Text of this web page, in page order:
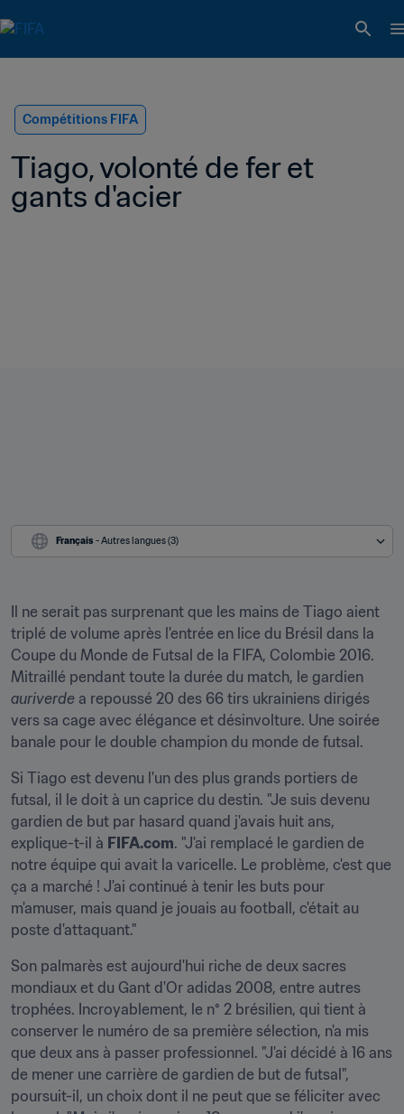
Compétitions FIFA
Tiago, volonté de fer et
gants d'acier
Français - Autres langues (3)
Il ne serait pas surprenant que les mains de Tiago aient
triplé de volume après l'entrée en lice du Brésil dans la
Coupe du Monde de Futsal de la FIFA, Colombie 2016.
auriverde a repoussé 20 des 66 tirs ukrainiens dirigés
vers sa cage avec élégance et désinvolture. Une soirée
banale pour le double champion du monde de futsal.
Si Tiago est devenu l'un des plus grands portiers de
futsal, il le doit à un caprice du destin. "Je suis devenu
gardien de but par hasard quand j'avais huit ans,
explique-t-il à FIFA.com. "J'ai remplacé le gardien de
notre équipe qui avait la varicelle. Le problème, c'est que
ça a marché ! J'ai continué à tenir les buts pour
m'amuser, mais quand je jouais au football, c'était au
poste d'attaquant."
Son palmarès est aujourd'hui riche de deux sacres
mondiaux et du Gant d'Or adidas 2008, entre autres
trophées. Incroyablement, le n° 2 brésilien, qui tient à
conserver le numéro de sa première sélection, n'a mis
que deux ans à passer professionnel. "J'ai décidé à 16 ans
de mener une carrière de gardien de but de futsal",
poursuit-il, un choix dont il ne peut que se féliciter avec